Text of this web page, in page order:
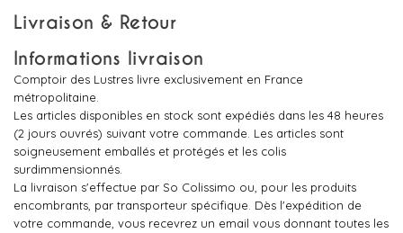
Livraison & Retour
Informations livraison
Comptoir des Lustres livre exclusivement en France
métropolitaine.
Les articles disponibles en stock sont expédiés dans les 48 heures
(2 jours ouvrés) suivant votre commande. Les articles sont
soigneusement emballés et protégés et les colis
surdimmensionnés.
La livraison s'effectue par So Colissimo ou, pour les produits
encombrants, par transporteur spécifique. Dès l'expédition de
votre commande, vous recevrez un email vous donnant toutes les